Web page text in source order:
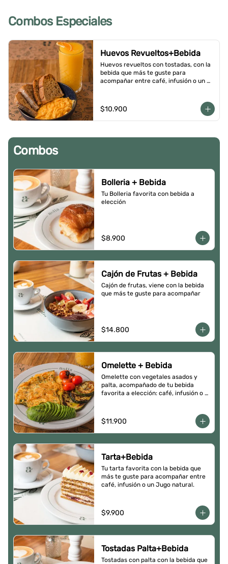
Combos Especiales
Huevos Revueltos+Bebida
Huevos revueltos con tostadas, con la
bebida que más te guste para
acompañar entre café, infusión o un
$10.900
Combos
Bolleria + Bebida
Tu Bolleria favorita con bebida a
elección
$8.900
Cajón de Frutas + Bebida
Cajón de frutas, viene con la bebida
que más te guste para acompañar
$14.800
Omelette + Bebida
Omelette con vegetales asados y
palta, acompañado de tu bebida
favorita a elección: café, infusión o
$11.900
Tarta+Bebida
Tu tarta favorita con la bebida que
más te guste para acompañar entre
café, infusión o un Jugo natural.
$9.900
Tostadas Palta+Bebida
Tostadas con palta con la bebida que